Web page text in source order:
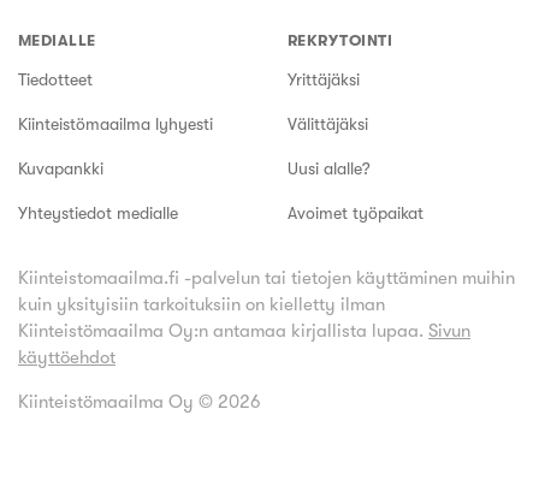
MEDIALLE
Tiedotteet
Kiinteistömaailma lyhyesti
Kuvapankki
Yhteystiedot medialle
REKRYTOINTI
Yrittäjäksi
Välittäjäksi
Uusi alalle?
Avoimet työpaikat
Kiinteistomaailma.fi -palvelun tai tietojen käyttäminen muihin
kuin yksityisiin tarkoituksiin on kielletty ilman
Kiinteistömaailma Oy:n antamaa kirjallista lupaa. Sivun
käyttöehdot
Kiinteistömaailma Oy © 2026